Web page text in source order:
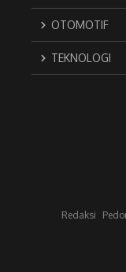
OTOMOTIF
TEKNOLOGI
Redaksi